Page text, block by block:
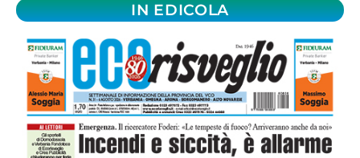
IN EDICOLA